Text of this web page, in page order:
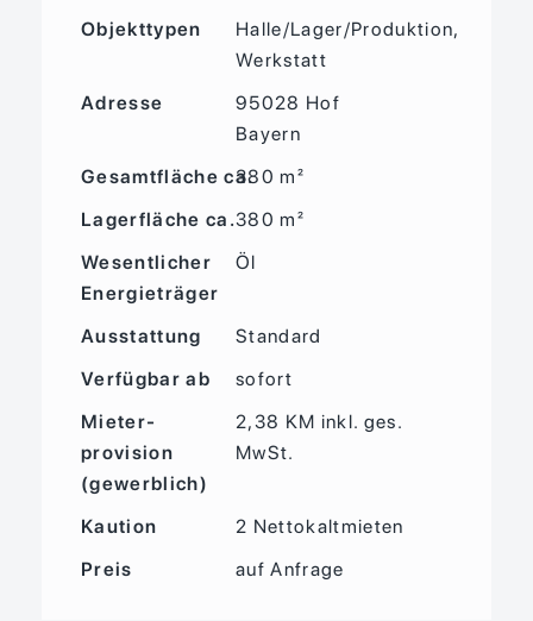
Objekttypen
Halle/Lager/Produktion,
Werkstatt
Adresse
95028 Hof
Bayern
Gesamtfläche ca.380 m²
Lagerfläche ca.380 m²
Wesentlicher
Energieträger
Öl
Ausstattung
Standard
Verfügbar ab
sofort
Mieter­
provision
(gewerblich)
2,38 KM inkl. ges.
MwSt.
Kaution
2 Nettokaltmieten
Preis
auf Anfrage